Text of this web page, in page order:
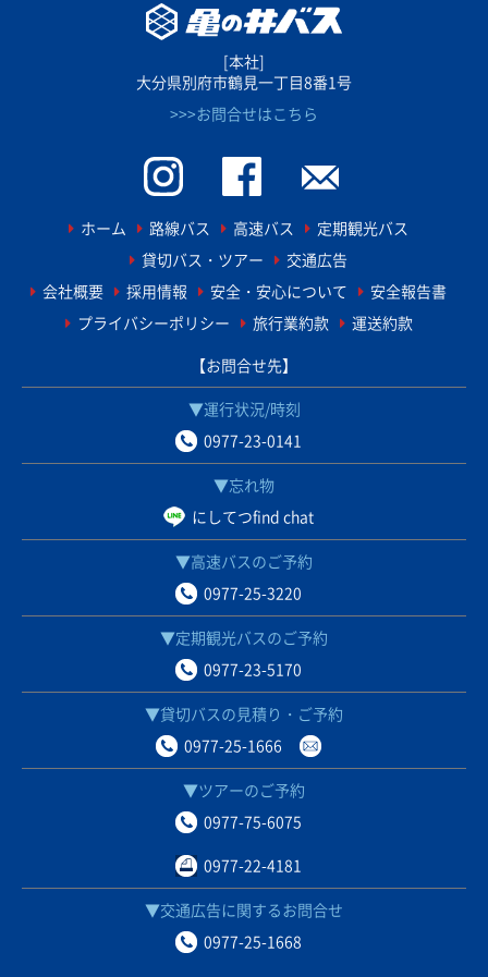
[本社]
大分県別府市鶴見一丁目8番1号
>>>お問合せはこちら
ホーム 路線バス 高速バス
定期観光バス
貸切バス・ツアー
交通広告
会社概要
採用情報 安全・安心について
安全報告書
プライバシーポリシー
旅行業約款
運送約款
【お問合せ先】
▼運行状況/時刻
0977-23-0141
▼忘れ物
にしてつfind chat
▼高速バスのご予約
0977-25-3220
▼定期観光バスのご予約
0977-23-5170
▼貸切バスの見積り・ご予約
0977-25-1666
▼ツアーのご予約
0977-75-6075
0977-22-4181
▼交通広告に関するお問合せ
0977-25-1668